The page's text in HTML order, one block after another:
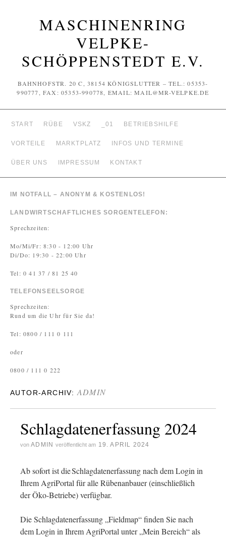
MASCHINENRING
VELPKE-
SCHÖPPENSTEDT E.V.
BAHNHOFSTR. 20 C, 38154 KÖNIGSLUTTER – TEL.: 05353-
990777, FAX: 05353-990778, EMAIL: MAIL@MR-VELPKE.DE
START RÜBE VSKZ _01 BETRIEBSHILFE
VORTEILE MARKTPLATZ INFOS UND TERMINE
ÜBER UNS IMPRESSUM KONTAKT
IM NOTFALL – ANONYM & KOSTENLOS!
LANDWIRTSCHAFTLICHES SORGENTELEFON:
Sprechzeiten:
Mo/Mi/Fr: 8:30 - 12:00 Uhr
Di/Do: 19:30 - 22:00 Uhr
Tel: 0 41 37 / 81 25 40
TELEFONSEELSORGE
Sprechzeiten:
Rund um die Uhr für Sie da!
Tel: 0800 / 111 0 111
oder
0800 / 111 0 222
AUTOR-ARCHIV: ADMIN
Schlagdatenerfassung 2024
von ADMIN veröffentlicht am 19. APRIL 2024
Ab sofort ist die Schlagdatenerfassung nach dem Login in
Ihrem AgriPortal für alle Rübenanbauer (einschließlich
der Öko-Betriebe) verfügbar.
Die Schlagdatenerfassung „Fieldmap“ finden Sie nach
dem Login in Ihrem AgriPortal unter „Mein Bereich“ als